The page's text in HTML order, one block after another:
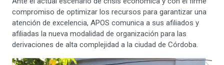
compromiso de optimizar los recursos para garantizar una
atención de excelencia, APOS comunica a sus afiliados y
afiliadas la nueva modalidad de organización para las
derivaciones de alta complejidad a la ciudad de Córdoba.